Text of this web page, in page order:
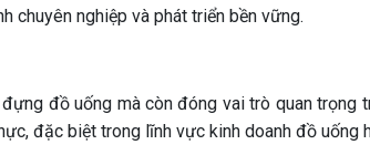
chuyên nghiệp và phát triển bền vững.
đồ uống mà còn đóng vai trò quan
đặc biệt trong lĩnh vực kinh doanh đồ uống